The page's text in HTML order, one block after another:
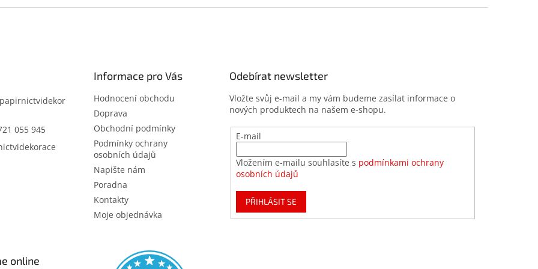
papirnictvidekor
055 945
Informace pro Vás
Hodnocení obchodu
Doprava
Obchodní podmínky
Podmínky ochrany
osobních údajů
Napište nám
Poradna
Kontakty
Moje objednávka
Odebírat newsletter
Vložte svůj e-mail a my vám budeme zasílat informace o
nových produktech na našem e-shopu.
E-mail
Vložením e-mailu souhlasíte s podmínkami ochrany
osobních údajů
PŘIHLÁSIT SE
online